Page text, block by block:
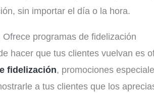
sin importar el día o la hora.
Ofrece programas de fidelización
hacer que tus clientes vuelvan es
fidelización, promociones
a tus clientes que los